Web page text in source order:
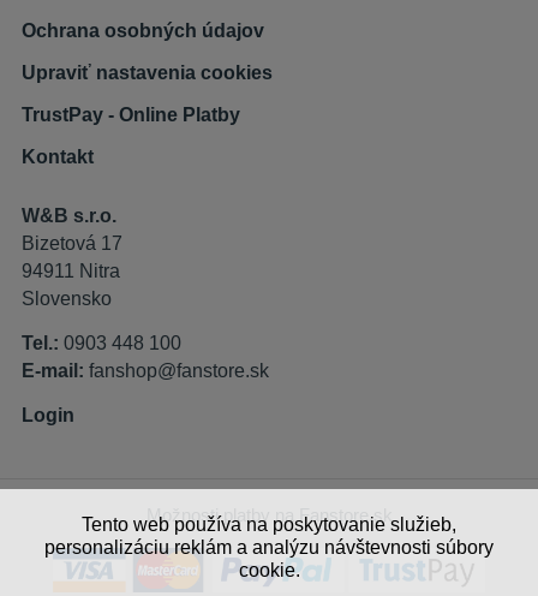
Tento web používa na poskytovanie služieb,
personalizáciu reklám a analýzu návštevnosti súbory
cookie.
Ochrana osobných údajov
Upraviť nastavenia cookies
TrustPay - Online Platby
Kontakt
W&B s.r.o.
Bizetová 17
94911 Nitra
Slovensko
Tel.: 0903 448 100
E-mail: fanshop@fanstore.sk
Login
Možnosti platby na Fanstore.sk